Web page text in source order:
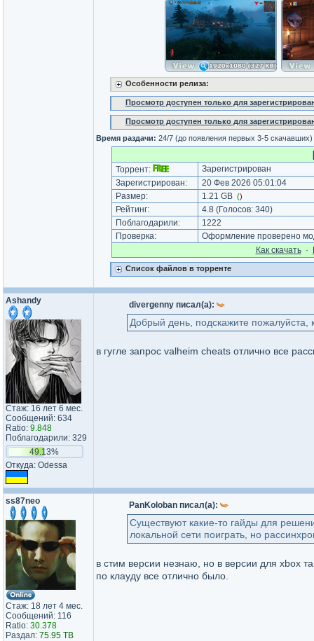
Особенности релиза:
Просмотр доступен только для
Просмотр доступен только для
Время раздачи: 24/7 (до появления первых 3-5 скачавших)
Торрент:
Зарегистрирован
Зарегистрирован:
20 Фев 2026 05:01:04
Размер:
1.21 GB ()
Рейтинг: 4.8 (Голосов: 340)
Поблагодарили:
1222
Проверка:
Оформление проверено
Как cкачать·
Список файлов в торренте
Ashandy
Стаж: 16 лет 6 мес.
Сообщений: 634
Ratio: 9.848
Поблагодарили: 329
49.13%
Откуда: Odessa
divergenny писал(а):
Добрый день, подскажите пожалуйста,
в гугле запрос valheim cheats отлично все
ss87neo
Стаж: 18 лет 4 мес.
Сообщений: 116
Ratio: 30.378
Раздал: 75.95 TB
PanKoloban писал(а):
Существуют какие-то гайды для
локальной сети поиграть, но
в стим версии незнаю, но в версии для xbox
по клауду все отлично было.